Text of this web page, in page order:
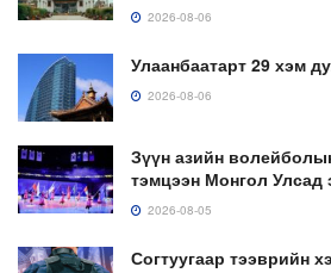
2026-08-06
Улаанбаатарт 29 хэм
2026-08-06
Зүүн азийн
тэмцээн Монгол Улсад
2026-08-05
Согтуугаар тээврийн